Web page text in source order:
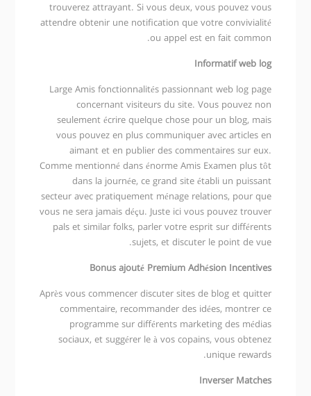
trouverez attrayant. Si vous deux, vous pouvez vous
attendre obtenir une notification que votre convivialité
ou appel est en fait common.
Informatif web log
Large Amis fonctionnalités passionnant web log page
concernant visiteurs du site. Vous pouvez non
seulement écrire quelque chose pour un blog, mais
vous pouvez en plus communiquer avec articles en
aimant et en publier des commentaires sur eux.
Comme mentionné dans énorme Amis Examen plus tôt
dans la journée, ce grand site établi un puissant
secteur avec pratiquement ménage relations, pour que
vous ne sera jamais déçu. Juste ici vous pouvez trouver
pals et similar folks, parler votre esprit sur différents
sujets, et discuter le point de vue.
Bonus ajouté Premium Adhésion Incentives
Après vous commencer discuter sites de blog et quitter
commentaire, recommander des idées, montrer ce
programme sur différents marketing des médias
sociaux, et suggérer le à vos copains, vous obtenez
unique rewards.
Inverser Matches